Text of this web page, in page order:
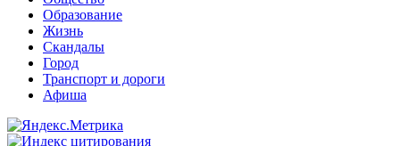
Образование
Жизнь
Скандалы
Город
Транспорт и дороги
Афиша